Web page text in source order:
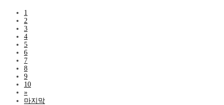
1
2
3
4
5
6
7
8
9
10
»
마지막